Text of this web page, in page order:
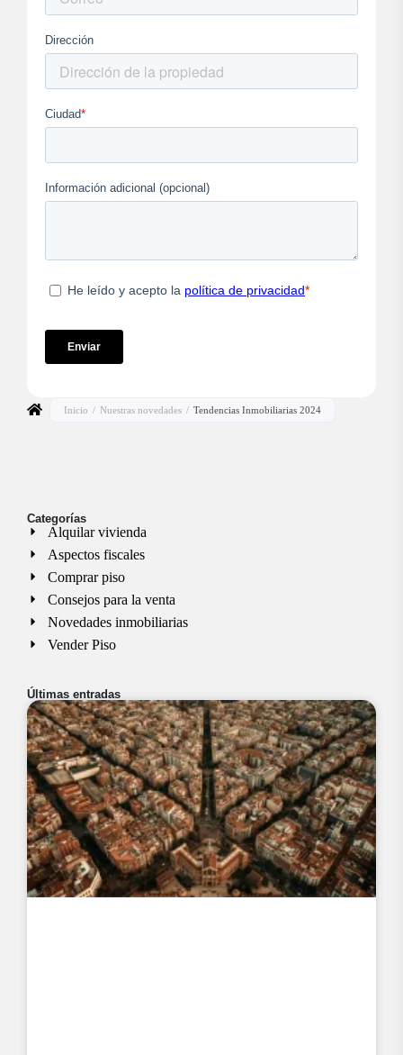
Inicio / Nuestras novedades / Tendencias Inmobiliarias 2024
Categorías
Alquilar vivienda
Aspectos fiscales
Comprar piso
Consejos para la venta
Novedades inmobiliarias
Vender Piso
Últimas entradas